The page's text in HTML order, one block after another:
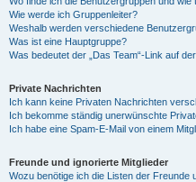
Wie werde ich Gruppenleiter?
Weshalb werden verschiedene
Was ist eine Hauptgruppe?
Was bedeutet der „Das Team“-Link auf
Private Nachrichten
Ich kann keine Privaten Nachrichten
Ich bekomme ständig unerwünschte
Ich habe eine Spam-E-Mail von einem
Freunde und ignorierte Mitglieder
Wozu benötige ich die Listen der Freunde